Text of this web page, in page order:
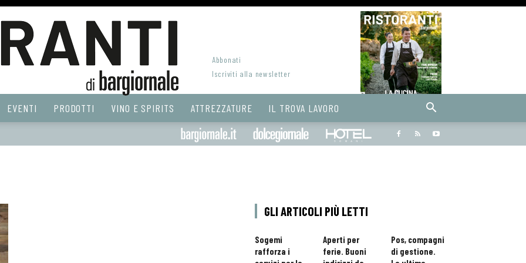
Abbonati
Iscriviti alla newsletter
EVENTI PRODOTTI VINO E SPIRITS ATTREZZATURE IL TROVA LAVORO
Bargiornale dolcegiornale
GLI ARTICOLI PIÙ LETTI
Sogemi
rafforza i
Aperti per
ferie. Buoni
Pos, compagni
di gestione.